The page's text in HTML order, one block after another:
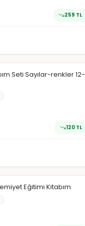
259 TL
Seti Sayılar-renkler 12-
120 TL
Eğitimi Kitabım